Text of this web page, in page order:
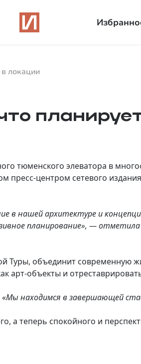
локации
тюменского элеватора в
пресс‑центром сетевого
в нашей архитектуре и
планирование», —
объединит современную
арт-объекты и
Мы находимся в завершающей
а теперь спокойного и